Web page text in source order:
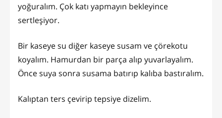
yoğuralım. Çok katı yapmayın bekleyince
sertleşiyor.
Bir kaseye su diğer kaseye susam ve çörekotu
koyalım. Hamurdan bir parça alıp yuvarlayalım.
Önce suya sonra susama batırıp kalıba bastıralım.
Kalıptan ters çevirip tepsiye dizelim.